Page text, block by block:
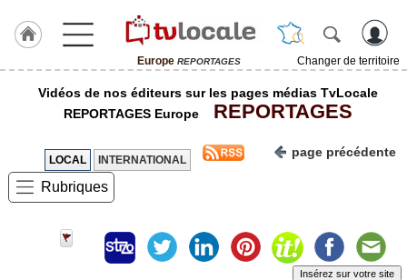
Europe REPORTAGES
Changer de territoire
J'adhère
ACCUEIL
Vidéos de nos éditeurs sur les pages médias TvLocale
REPORTAGES Europe
REPORTAGES
page précédente
LOCAL INTERNATIONAL
Rubriques
Insérez sur votre site